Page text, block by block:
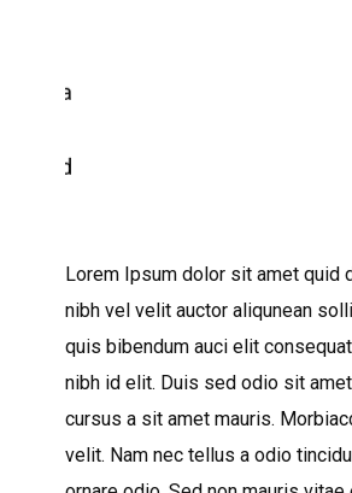
Lorem Ipsum dolor sit amet quid
nibh vel velit auctor aliqunean
quis bibendum auci elit
nibh id elit. Duis sed odio sit
cursus a sit amet mauris.
velit. Nam nec tellus a odio